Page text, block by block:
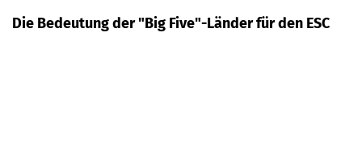
Die Bedeutung der "Big Five"-Länder für den ESC